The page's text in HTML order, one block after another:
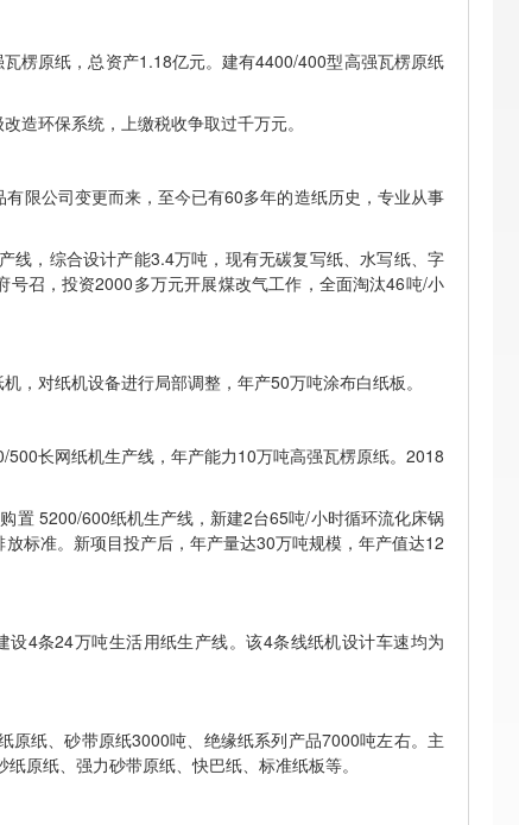
楞原纸，总资产1.18亿元。建有4400/400型高强瓦楞原纸
造环保系统，上缴税收争取过千万元。
限公司变更而来，至今已有60多年的造纸历史，专业从事
线，综合设计产能3.4万吨，现有无碳复写纸、水写纸、字
召，投资2000多万元开展煤改气工作，全面淘汰46吨/小
，对纸机设备进行局部调整，年产50万吨涂布白纸板。
长网纸机生产线，年产能力10万吨高强瓦楞原纸。2018
置 5200/600纸机生产线，新建2台65吨/小时循环流化床锅
标准。新项目投产后，年产量达30万吨规模，年产值达12
4条24万吨生活用纸生产线。该4条线纸机设计车速均为
纸、砂带原纸3000吨、绝缘纸系列产品7000吨左右。主
原纸、强力砂带原纸、快巴纸、标准纸板等。